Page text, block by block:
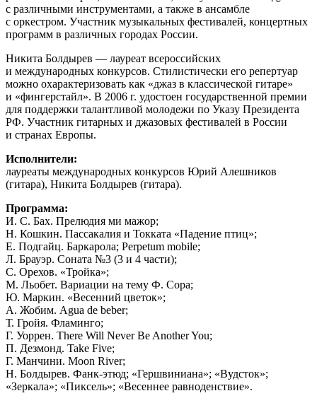
с различными инструментами, а также в ансамбле
с оркестром. Участник музыкальных фестивалей, концертных
программ в различных городах России.
Никита Болдырев — лауреат всероссийских
и международных конкурсов. Стилистически его репертуар
можно охарактеризовать как «джаз в классической гитаре»
и «фингерстайл». В 2006 г. удостоен государственной премии
для поддержки талантливой молодежи по Указу Президента
РФ. Участник гитарных и джазовых фестивалей в России
и странах Европы.
Исполнители:
лауреаты международных конкурсов Юрий Алешников
(гитара), Никита Болдырев (гитара).
Программа:
И. С. Бах. Прелюдия ми мажор;
Н. Кошкин. Пассакалия и Токката «Падение птиц»;
Е. Подгайц. Баркарола; Perpetum mobile;
Л. Брауэр. Соната №3 (3 и 4 части);
С. Орехов. «Тройка»;
М. Льобет. Вариации на тему Ф. Сора;
Ю. Маркин. «Весенний цветок»;
А. Жобим. Agua de beber;
Т. Гройя. Фламинго;
Г. Уоррен. There Will Never Be Another You;
П. Дезмонд. Take Five;
Г. Манчини. Moon River;
Н. Болдырев. Фанк-этюд; «Гершвиниана»; «Вудсток»;
«Зеркала»; «Пиксель»; «Весеннее равноденствие».